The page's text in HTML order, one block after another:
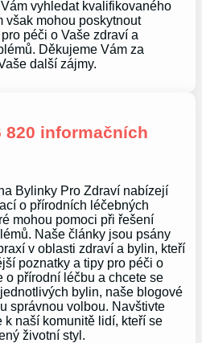
vyhledat kvalifikovaného
však mohou poskytnout
péči o Vaše zdraví a
Děkujeme Vám za
další zájmy.
820 informačních
Bylinky Pro Zdraví nabízejí
o přírodních léčebných
mohou pomoci při řešení
Naše články jsou psány
v oblasti zdraví a bylin, kteří
poznatky a tipy pro péči o
o přírodní léčbu a chcete se
bylin, naše blogové
správnou volbou. Navštivte
k naší komunitě lidí, kteří se
životní styl.